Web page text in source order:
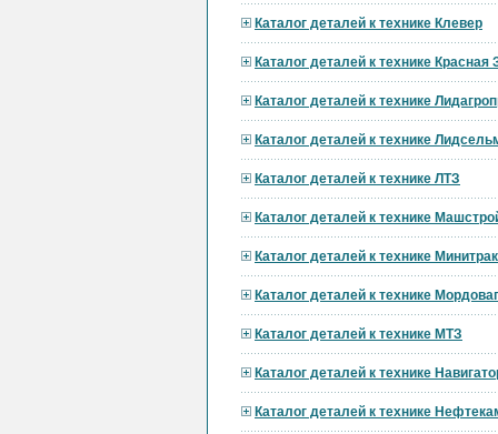
Каталог деталей к технике Клевер
Каталог деталей к технике Красная
Каталог деталей к технике
Каталог деталей к технике
Каталог деталей к технике ЛТЗ
Каталог деталей к технике
Каталог деталей к технике
Каталог деталей к технике
Каталог деталей к технике МТЗ
Каталог деталей к технике
Каталог деталей к технике